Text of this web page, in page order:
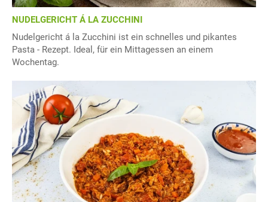
NUDELGERICHT Á LA ZUCCHINI
Nudelgericht á la Zucchini ist ein schnelles und pikantes
Pasta - Rezept. Ideal, für ein Mittagessen an einem
Wochentag.